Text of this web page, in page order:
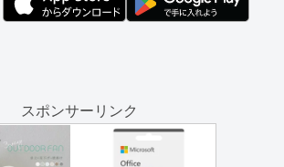
スポンサーリンク